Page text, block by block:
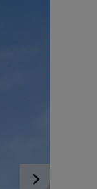
Cookies sowie
Arten zugelassen
zugelassen und
hier ändern:
Impressum